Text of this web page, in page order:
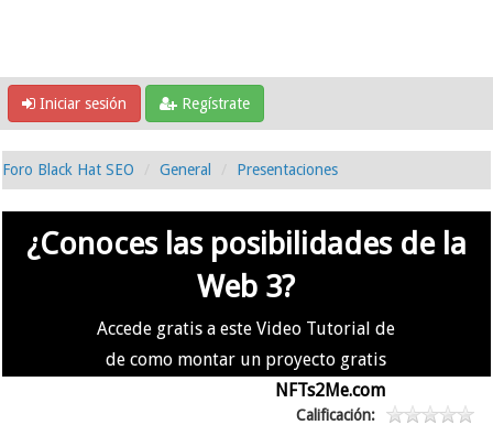
Iniciar sesión Regístrate
Foro Black Hat SEO General Presentaciones
¿Conoces las posibilidades de la
Web 3?
Accede gratis a este Video Tutorial de
de como montar un proyecto gratis
NFTs2Me.com
Calificación: